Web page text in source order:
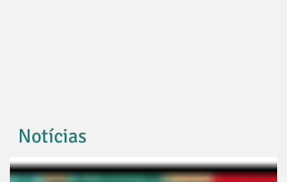
Notícias